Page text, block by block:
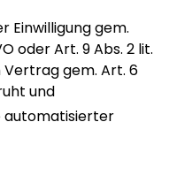
Einwilligung gem.
oder Art. 9 Abs. 2 lit.
Vertrag gem. Art. 6
und
automatisierter